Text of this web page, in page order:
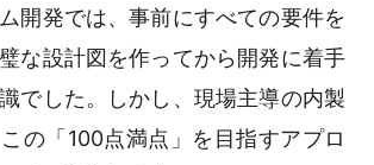
開発では、事前にすべての要件を
な設計図を作ってから開発に着手
でした。しかし、現場主導の内製
の「100点満点」を目指すアプロ